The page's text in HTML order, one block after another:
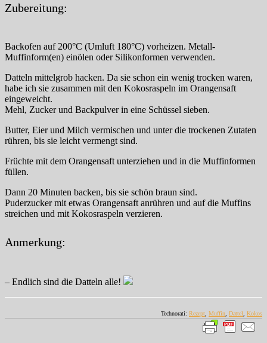
Zubereitung:
Backofen auf 200°C (Umluft 180°C) vorheizen. Metall-
Muffinform(en) einölen oder Silikonformen verwenden.
Datteln mittelgrob hacken. Da sie schon ein wenig trocken waren,
habe ich sie zusammen mit den Kokosraspeln im Orangensaft
eingeweicht.
Mehl, Zucker und Backpulver in eine Schüssel sieben.
Butter, Eier und Milch vermischen und unter die trockenen Zutaten
rühren, bis sie leicht vermengt sind.
Früchte mit dem Orangensaft unterziehen und in die Muffinformen
füllen.
Dann 20 Minuten backen, bis sie schön braun sind.
Puderzucker mit etwas Orangensaft anrühren und auf die Muffins
streichen und mit Kokosraspeln verzieren.
Anmerkung:
– Endlich sind die Datteln alle!
Technorati: Rezept, Muffin, Dattel, Kokos